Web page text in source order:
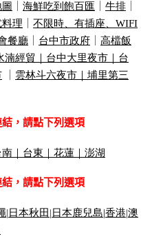
海鮮吃到飽百匯 牛排
理 不限時、有插座、 WIFI
餐廳 台中市政府
高檔飯
湳經貿｜ 台中大里夜市｜ 台
雲林斗六夜市｜ 埔里第三
，請點下列選項
南 ｜ 台東 ｜ 花蓮 ｜ 澎湖
，請點下列選項
| 日本秋田 | 日本鹿兒島|香港|澳